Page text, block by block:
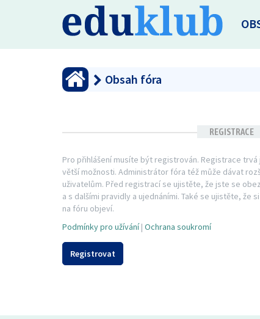
Obsah fóra
REGISTRACE
Pro přihlášení musíte být registrován. Registrace trvá
větší možnosti. Administrátor fóra též může dávat
uživatelům. Před registrací se ujistěte, že jste se
a s dalšími pravidly a ujednáními. Také se ujistěte, že
na fóru objeví.
Podmínky pro užívání| Ochrana soukromí
Registrovat